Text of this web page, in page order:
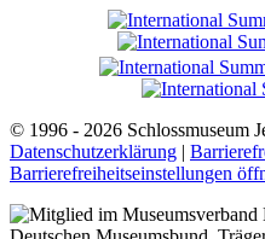
© 1996 - 2026 Schlossmuseum
Datenschutzerklärung |
Barrierefreiheitseinstellungen